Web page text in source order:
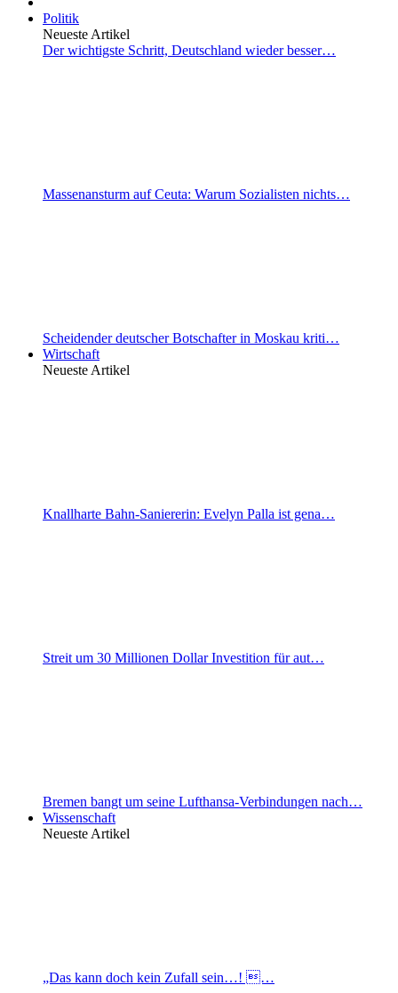
Politik
Neueste Artikel
Der wichtigste Schritt, Deutschland wieder besser…
Massenansturm auf Ceuta: Warum Sozialisten nichts…
Scheidender deutscher Botschafter in Moskau kriti…
Wirtschaft
Neueste Artikel
Knallharte Bahn-Saniererin: Evelyn Palla ist gena…
Streit um 30 Millionen Dollar Investition für aut…
Bremen bangt um seine Lufthansa-Verbindungen nach…
Wissenschaft
Neueste Artikel
„Das kann doch kein Zufall sein…! …